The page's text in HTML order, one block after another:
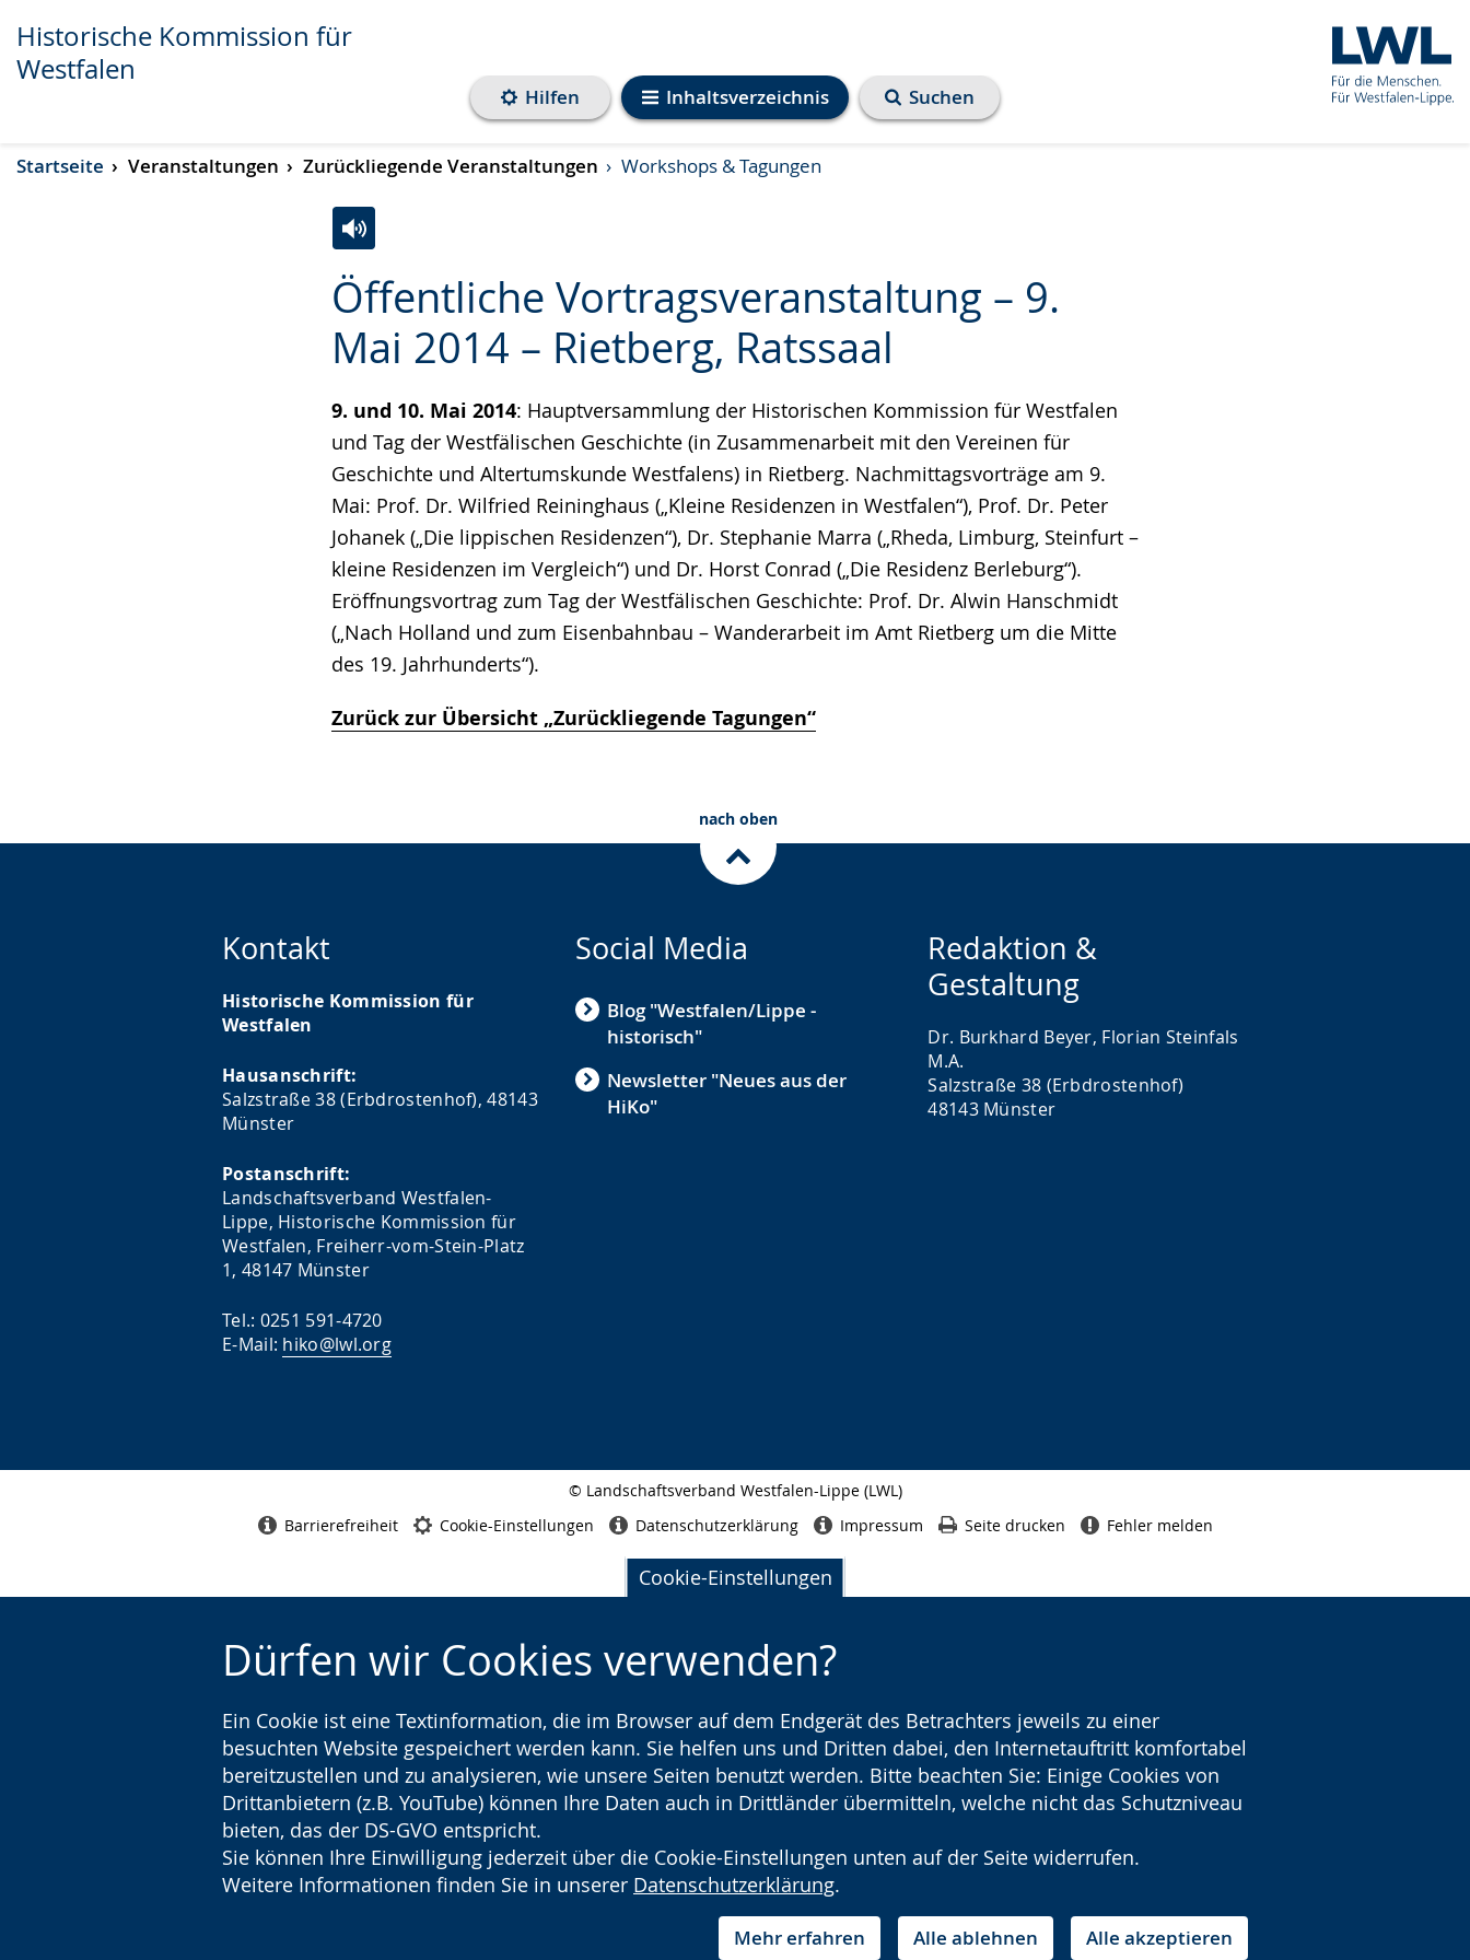
Transkript anzeigen
Abspielen
Pausieren
Historische Kommission für
Westfalen
Inhaltsverzeichnis
Hilfen Suchen
Cookie-Einstellungen
Dürfen wir Cookies verwenden?
Ein Cookie ist eine Textinformation, die im Browser auf dem Endgerät des Betrachters jeweils zu einer
besuchten Website gespeichert werden kann. Sie helfen uns und Dritten dabei, den Internetauftritt komfortabel
bereitzustellen und zu analysieren, wie unsere Seiten benutzt werden. Bitte beachten Sie: Einige Cookies von
Drittanbietern (z.B. YouTube) können Ihre Daten auch in Drittländer übermitteln, welche nicht das Schutzniveau
bieten, das der DS-GVO entspricht.
Sie können Ihre Einwilligung jederzeit über die Cookie-Einstellungen unten auf der Seite widerrufen.
Weitere Informationen finden Sie in unserer Datenschutzerklärung.
Alle akzeptieren
Alle ablehnen
Mehr erfahren
Startseite Veranstaltungen Zurückliegende Veranstaltungen Workshops & Tagungen
Öffentliche Vortragsveranstaltung – 9.
Mai 2014 – Rietberg, Ratssaal
9. und 10. Mai 2014: Hauptversammlung der Historischen Kommission für Westfalen
und Tag der Westfälischen Geschichte (in Zusammenarbeit mit den Vereinen für
Geschichte und Altertumskunde Westfalens) in Rietberg. Nachmittagsvorträge am 9.
Mai: Prof. Dr. Wilfried Reininghaus („Kleine Residenzen in Westfalen“), Prof. Dr. Peter
Johanek („Die lippischen Residenzen“), Dr. Stephanie Marra („Rheda, Limburg, Steinfurt –
kleine Residenzen im Vergleich“) und Dr. Horst Conrad („Die Residenz Berleburg“).
Eröffnungsvortrag zum Tag der Westfälischen Geschichte: Prof. Dr. Alwin Hanschmidt
(„Nach Holland und zum Eisenbahnbau – Wanderarbeit im Amt Rietberg um die Mitte
des 19. Jahrhunderts“).
Zurück zur Übersicht „Zurückliegende Tagungen“
Leichten
Sprache
wechseln.
Audio-
Unterstützung.
Video
in
Deutscher
wird
angezeigt.
nach oben
Kontakt
Historische Kommission für
Westfalen
Hausanschrift:
Salzstraße 38 (Erbdrostenhof), 48143
Münster
Postanschrift:
Landschaftsverband Westfalen-
Lippe, Historische Kommission für
Westfalen, Freiherr-vom-Stein-Platz
1, 48147 Münster
Tel.: 0251 591-4720
E-Mail: hiko@lwl.org
Social Media
Blog "Westfalen/Lippe -
historisch"
Newsletter "Neues aus der
HiKo"
Redaktion &
Gestaltung
Dr. Burkhard Beyer, Florian Steinfals
M.A.
Salzstraße 38 (Erbdrostenhof)
48143 Münster
© Landschaftsverband Westfalen-Lippe (LWL)
Barrierefreiheit Cookie-Einstellungen Datenschutzerklärung Impressum Seite drucken Fehler melden